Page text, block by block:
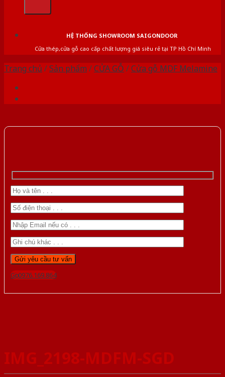
HỆ THỐNG SHOWROOM SAIGONDOOR
Cửa thép,cửa gỗ cao cấp chất lượng giá siêu rẻ tại TP Hồ Chí Minh
Trang chủ /Sản phẩm /CỬA GỖ /Cửa gỗ MDF Melamine
Gọi 0976.169.864
IMG_2198-MDFM-SGD